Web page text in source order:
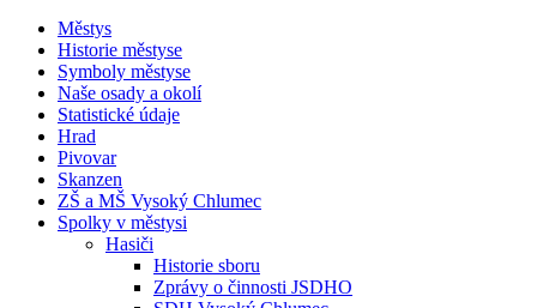
Městys
Historie městyse
Symboly městyse
Naše osady a okolí
Statistické údaje
Hrad
Pivovar
Skanzen
ZŠ a MŠ Vysoký Chlumec
Spolky v městysi
Hasiči
Historie sboru
Zprávy o činnosti JSDHO